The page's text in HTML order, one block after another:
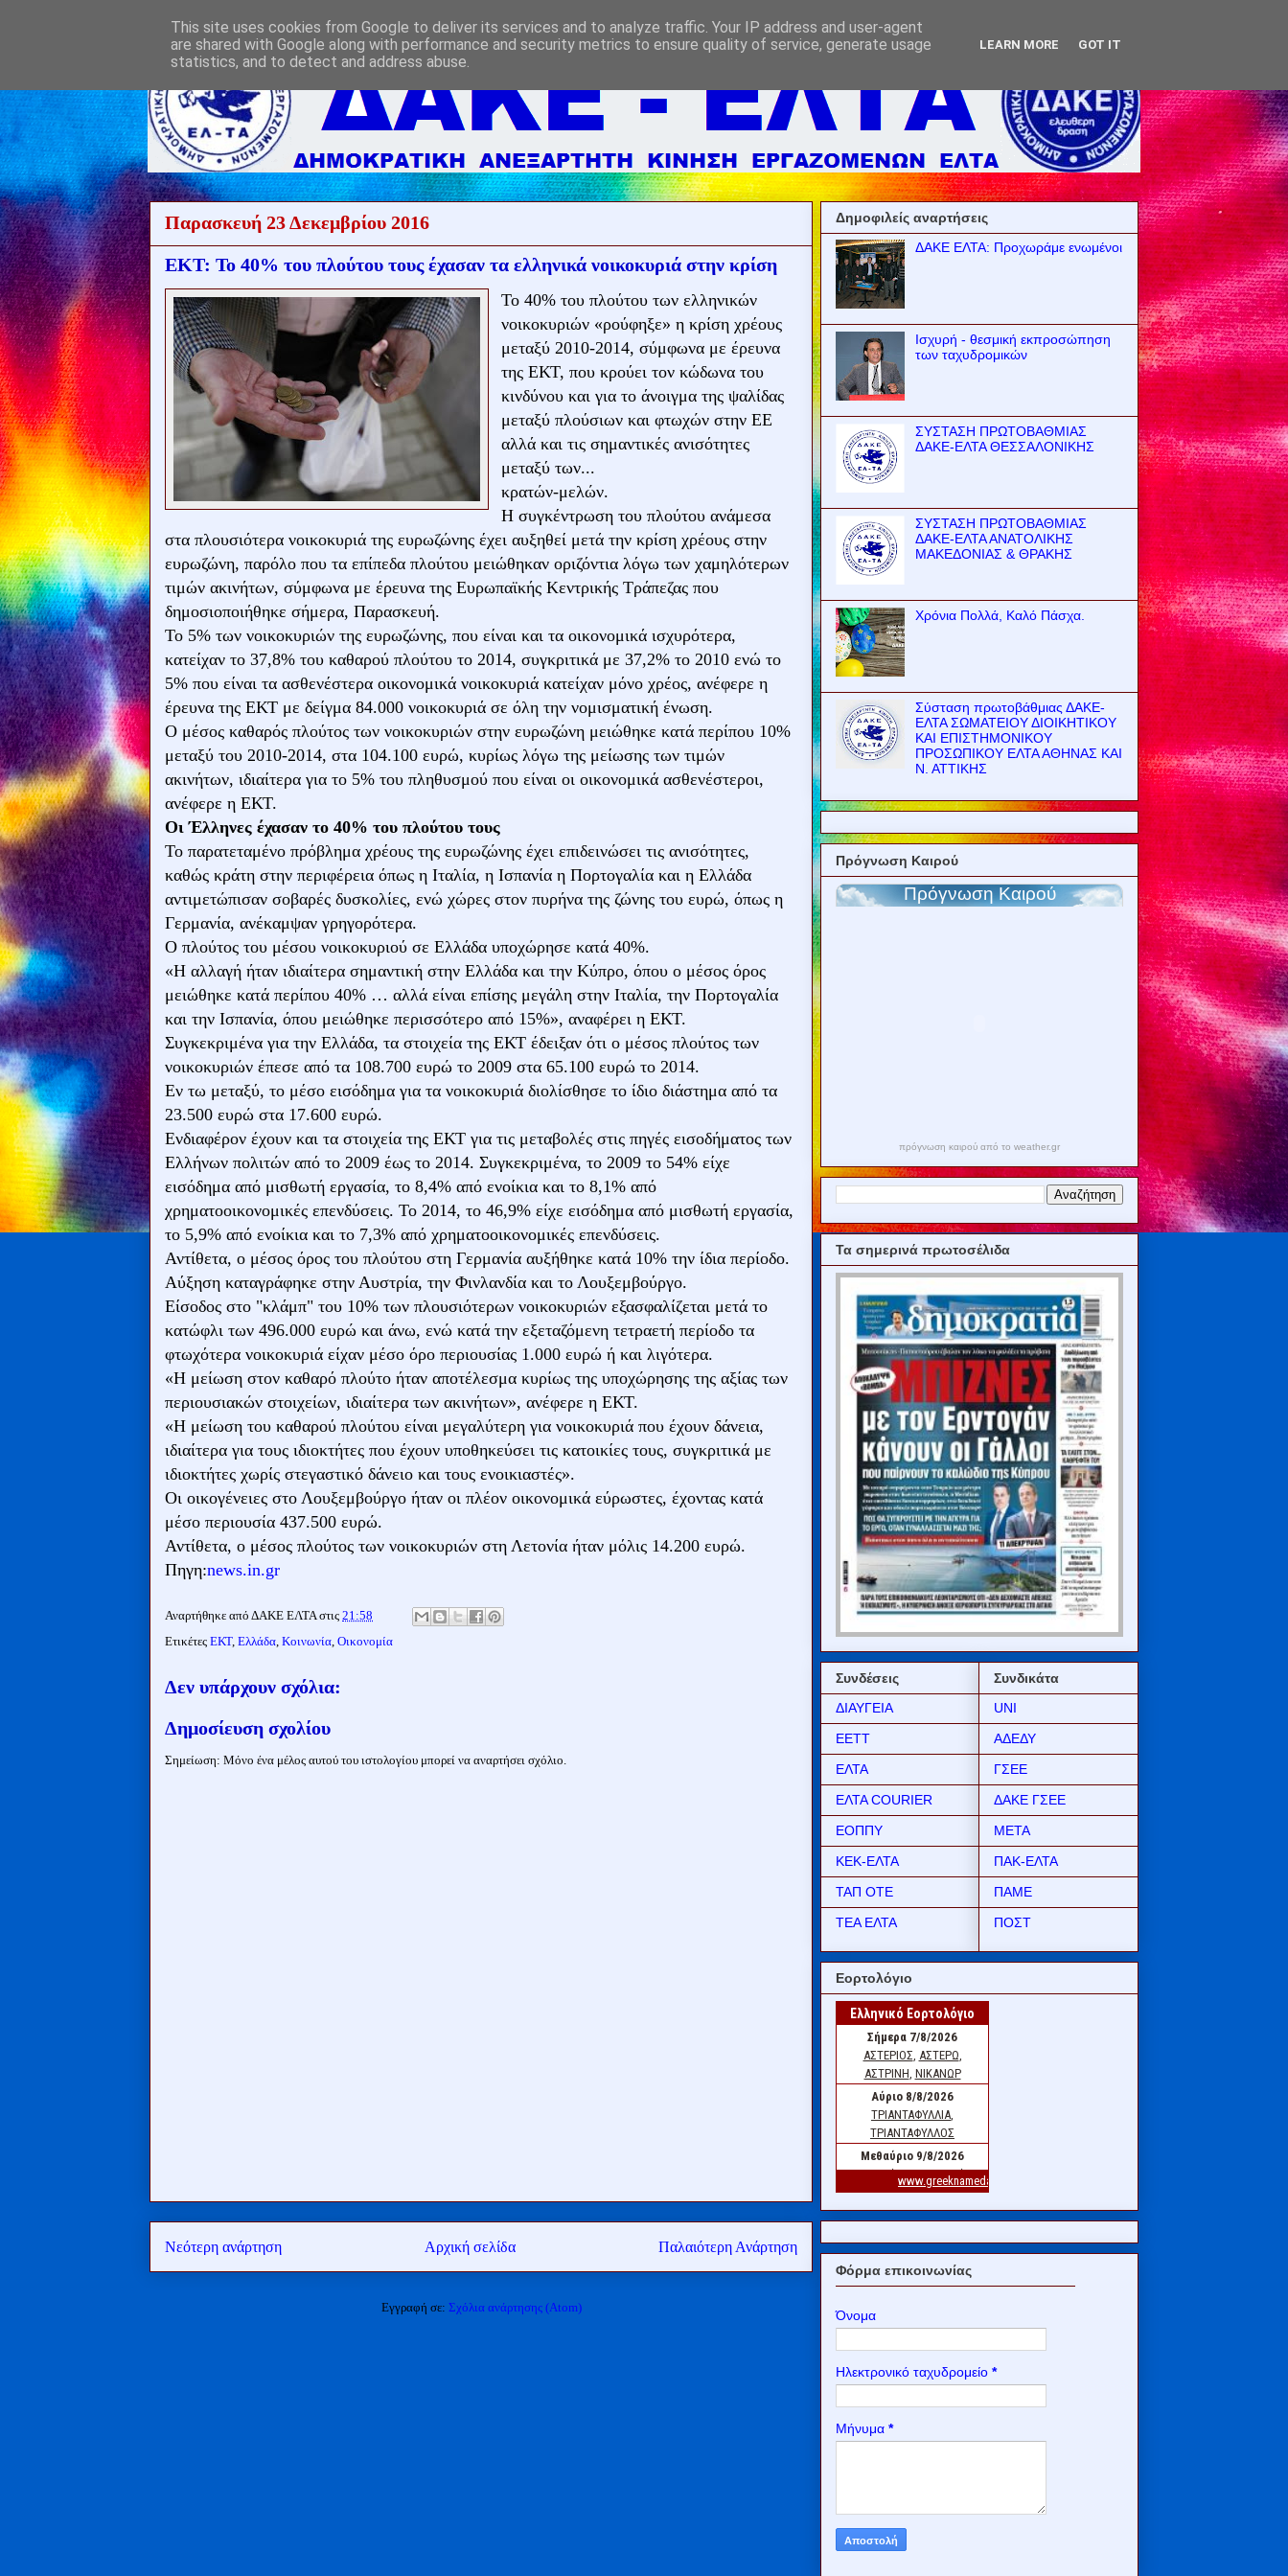
Παρασκευή 23 Δεκεμβρίου 2016
ΕΚΤ: Το 40% του πλούτου τους έχασαν τα ελληνικά νοικοκυριά στην κρίση
Το 40% του πλούτου των ελληνικών
νοικοκυριών «ρούφηξε» η κρίση χρέους
μεταξύ 2010-2014, σύμφωνα με έρευνα
της ΕΚΤ, που κρούει τον κώδωνα του
κινδύνου και για το άνοιγμα της ψαλίδας
μεταξύ πλούσιων και φτωχών στην ΕΕ
αλλά και τις σημαντικές ανισότητες
μεταξύ των...
κρατών-μελών.
Η συγκέντρωση του πλούτου ανάμεσα
στα πλουσιότερα νοικοκυριά της ευρωζώνης έχει αυξηθεί μετά την κρίση χρέους στην
ευρωζώνη, παρόλο που τα επίπεδα πλούτου μειώθηκαν οριζόντια λόγω των χαμηλότερων
τιμών ακινήτων, σύμφωνα με έρευνα της Ευρωπαϊκής Κεντρικής Τράπεζας που
δημοσιοποιήθηκε σήμερα, Παρασκευή.
Το 5% των νοικοκυριών της ευρωζώνης, που είναι και τα οικονομικά ισχυρότερα,
κατείχαν το 37,8% του καθαρού πλούτου το 2014, συγκριτικά με 37,2% το 2010 ενώ το
5% που είναι τα ασθενέστερα οικονομικά νοικοκυριά κατείχαν μόνο χρέος, ανέφερε η
έρευνα της ΕΚΤ με δείγμα 84.000 νοικοκυριά σε όλη την νομισματική ένωση.
Ο μέσος καθαρός πλούτος των νοικοκυριών στην ευρωζώνη μειώθηκε κατά περίπου 10%
μεταξύ του 2010-2014, στα 104.100 ευρώ, κυρίως λόγω της μείωσης των τιμών
ακινήτων, ιδιαίτερα για το 5% του πληθυσμού που είναι οι οικονομικά ασθενέστεροι,
ανέφερε η ΕΚΤ.
Οι Έλληνες έχασαν το 40% του πλούτου τους
Το παρατεταμένο πρόβλημα χρέους της ευρωζώνης έχει επιδεινώσει τις ανισότητες,
καθώς κράτη στην περιφέρεια όπως η Ιταλία, η Ισπανία η Πορτογαλία και η Ελλάδα
αντιμετώπισαν σοβαρές δυσκολίες, ενώ χώρες στον πυρήνα της ζώνης του ευρώ, όπως η
Γερμανία, ανέκαμψαν γρηγορότερα.
Ο πλούτος του μέσου νοικοκυριού σε Ελλάδα υποχώρησε κατά 40%.
«Η αλλαγή ήταν ιδιαίτερα σημαντική στην Ελλάδα και την Κύπρο, όπου ο μέσος όρος
μειώθηκε κατά περίπου 40% … αλλά είναι επίσης μεγάλη στην Ιταλία, την Πορτογαλία
και την Ισπανία, όπου μειώθηκε περισσότερο από 15%», αναφέρει η ΕΚΤ.
Συγκεκριμένα για την Ελλάδα, τα στοιχεία της ΕΚΤ έδειξαν ότι ο μέσος πλούτος των
νοικοκυριών έπεσε από τα 108.700 ευρώ το 2009 στα 65.100 ευρώ το 2014.
Εν τω μεταξύ, το μέσο εισόδημα για τα νοικοκυριά διολίσθησε το ίδιο διάστημα από τα
23.500 ευρώ στα 17.600 ευρώ.
Ενδιαφέρον έχουν και τα στοιχεία της ΕΚΤ για τις μεταβολές στις πηγές εισοδήματος των
Ελλήνων πολιτών από το 2009 έως το 2014. Συγκεκριμένα, το 2009 το 54% είχε
εισόδημα από μισθωτή εργασία, το 8,4% από ενοίκια και το 8,1% από
χρηματοοικονομικές επενδύσεις. Το 2014, το 46,9% είχε εισόδημα από μισθωτή εργασία,
το 5,9% από ενοίκια και το 7,3% από χρηματοοικονομικές επενδύσεις.
Αντίθετα, ο μέσος όρος του πλούτου στη Γερμανία αυξήθηκε κατά 10% την ίδια περίοδο.
Αύξηση καταγράφηκε στην Αυστρία, την Φινλανδία και το Λουξεμβούργο.
Είσοδος στο "κλάμπ" του 10% των πλουσιότερων νοικοκυριών εξασφαλίζεται μετά το
κατώφλι των 496.000 ευρώ και άνω, ενώ κατά την εξεταζόμενη τετραετή περίοδο τα
φτωχότερα νοικοκυριά είχαν μέσο όρο περιουσίας 1.000 ευρώ ή και λιγότερα.
«Η μείωση στον καθαρό πλούτο ήταν αποτέλεσμα κυρίως της υποχώρησης της αξίας των
περιουσιακών στοιχείων, ιδιαίτερα των ακινήτων», ανέφερε η ΕΚΤ.
«Η μείωση του καθαρού πλούτου είναι μεγαλύτερη για νοικοκυριά που έχουν δάνεια,
ιδιαίτερα για τους ιδιοκτήτες που έχουν υποθηκεύσει τις κατοικίες τους, συγκριτικά με
ιδιοκτήτες χωρίς στεγαστικό δάνειο και τους ενοικιαστές».
Οι οικογένειες στο Λουξεμβούργο ήταν οι πλέον οικονομικά εύρωστες, έχοντας κατά
μέσο περιουσία 437.500 ευρώ.
Αντίθετα, ο μέσος πλούτος των νοικοκυριών στη Λετονία ήταν μόλις 14.200 ευρώ.
Πηγη:news.in.gr
Αναρτήθηκε από ΔΑΚΕ ΕΛΤΑ στις 21:58
Ετικέτες ΕΚΤ, Ελλάδα, Κοινωνία, Οικονομία
Δεν υπάρχουν σχόλια:
Δημοσίευση σχολίου
Σημείωση: Μόνο ένα μέλος αυτού του ιστολογίου μπορεί να αναρτήσει σχόλιο.
Νεότερη ανάρτηση Παλαιότερη Ανάρτηση
Αρχική σελίδα
Εγγραφή σε: Σχόλια ανάρτησης (Atom)
Δημοφιλείς αναρτήσεις
ΔΑΚΕ ΕΛΤΑ: Προχωράμε ενωμένοι
Ισχυρή - θεσμική εκπροσώπηση
των ταχυδρομικών
ΣΥΣΤΑΣΗ ΠΡΩΤΟΒΑΘΜΙΑΣ
ΔΑΚΕ-ΕΛΤΑ ΘΕΣΣΑΛΟΝΙΚΗΣ
ΣΥΣΤΑΣΗ ΠΡΩΤΟΒΑΘΜΙΑΣ
ΔΑΚΕ-ΕΛΤΑ ΑΝΑΤΟΛΙΚΗΣ
ΜΑΚΕΔΟΝΙΑΣ & ΘΡΑΚΗΣ
Χρόνια Πολλά, Καλό Πάσχα.
Σύσταση πρωτοβάθμιας ΔΑΚΕ-
ΕΛΤΑ ΣΩΜΑΤΕΙΟΥ ΔΙΟΙΚΗΤΙΚΟΥ
ΚΑΙ ΕΠΙΣΤΗΜΟΝΙΚΟΥ
ΠΡΟΣΩΠΙΚΟΥ ΕΛΤΑ ΑΘΗΝΑΣ ΚΑΙ
Ν. ΑΤΤΙΚΗΣ
Πρόγνωση Καιρού
πρόγνωση καιρού από το weather.gr
Τα σημερινά πρωτοσέλιδα
Συνδέσεις
ΔΙΑΥΓΕΙΑ
ΕΕΤΤ
ΕΛΤΑ
ΕΛΤΑ COURIER
ΕΟΠΠΥ
ΚΕΚ-ΕΛΤΑ
ΤΑΠ ΟΤΕ
ΤΕΑ ΕΛΤΑ
Συνδικάτα
UNI
ΑΔΕΔΥ
ΓΣΕΕ
ΔΑΚΕ ΓΣΕΕ
ΜΕΤΑ
ΠΑΚ-ΕΛΤΑ
ΠΑΜΕ
ΠΟΣΤ
Εορτολόγιο
Φόρμα επικοινωνίας
Όνομα
Ηλεκτρονικό ταχυδρομείο *
Μήνυμα *
This site uses cookies from Google to deliver its services and to analyze traffic. Your IP address and user-agent
are shared with Google along with performance and security metrics to ensure quality of service, generate usage
statistics, and to detect and address abuse.
LEARN MORE GOT IT